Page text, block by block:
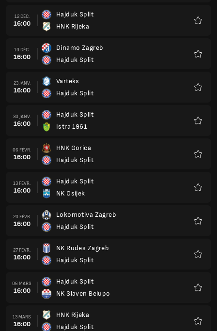
12 DÉC.
16:00
Hajduk Split
HNK Rijeka
19 DÉC.
16:00
Dinamo Zagreb
Hajduk Split
23 JANV.
16:00
Varteks
Hajduk Split
30 JANV.
16:00
Hajduk Split
Istra 1961
06 FÉVR.
16:00
HNK Gorica
Hajduk Split
13 FÉVR.
16:00
Hajduk Split
NK Osijek
20 FÉVR.
16:00
Lokomotiva Zagreb
Hajduk Split
27 FÉVR.
16:00
NK Rudes Zagreb
Hajduk Split
06 MARS
16:00
Hajduk Split
NK Slaven Belupo
13 MARS
16:00
HNK Rijeka
Hajduk Split